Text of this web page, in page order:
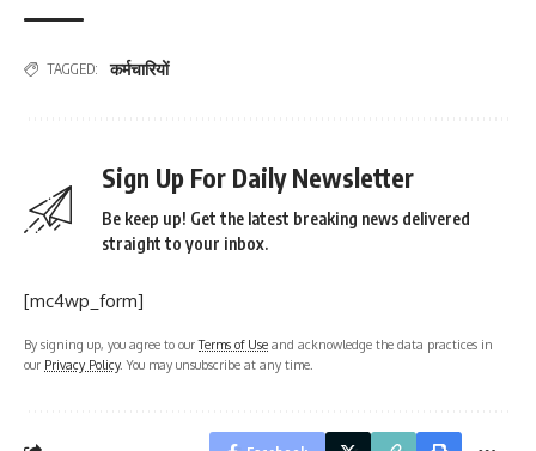
TAGGED: कर्मचारियों
Sign Up For Daily Newsletter
Be keep up! Get the latest breaking news delivered
straight to your inbox.
[mc4wp_form]
By signing up, you agree to ourTerms of Use and acknowledge the data practices in
our Privacy Policy. You may unsubscribe at any time.